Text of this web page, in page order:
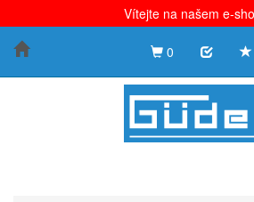
Vítejte na našem e-
0